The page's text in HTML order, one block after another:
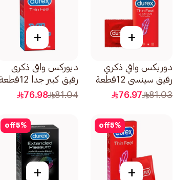
+
دوريكس واقي ذكري
رقيق سينسي 12قطعة
81.03
76.97
+
ديوركس واقى ذكرى
رقيق كبير جدا 12قطعة
81.04
76.98
5%
off
+
5%
off
+